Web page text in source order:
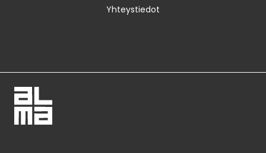
Yhteystiedot